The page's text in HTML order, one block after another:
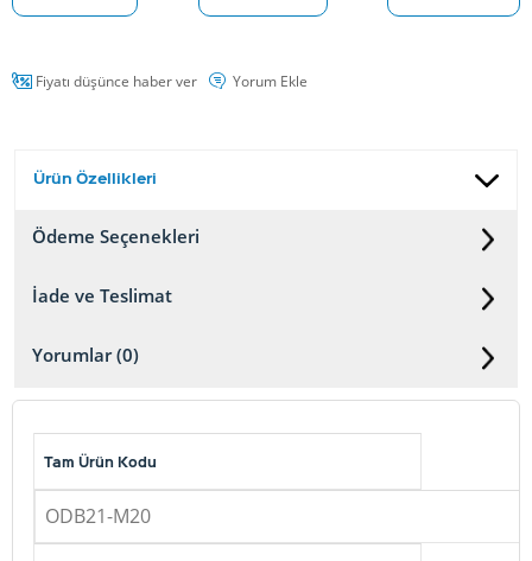
Fiyatı düşünce haber ver Yorum Ekle
Ürün Özellikleri
Ödeme Seçenekleri
İade ve Teslimat
Yorumlar (0)
Tam Ürün Kodu
ODB21-M20